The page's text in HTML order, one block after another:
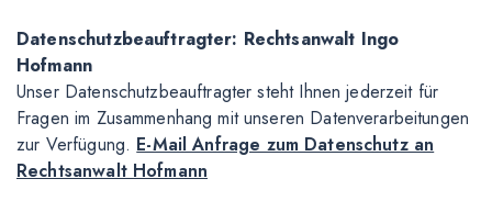
Datenschutzbeauftragter: Rechtsanwalt Ingo
Hofmann
Unser Datenschutzbeauftragter steht Ihnen jederzeit für
Fragen im Zusammenhang mit unseren Datenverarbeitungen
zur Verfügung. E-Mail Anfrage zum Datenschutz an
Rechtsanwalt Hofmann